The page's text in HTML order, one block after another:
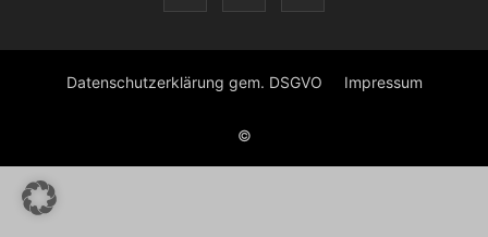
Datenschutzerklärung gem. DSGVO Impressum
©